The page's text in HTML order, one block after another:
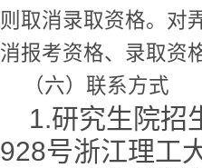
则取消录取资格。对
消报考资格、录取资
（六）联系方式
1.研究生院招
928号浙江理工